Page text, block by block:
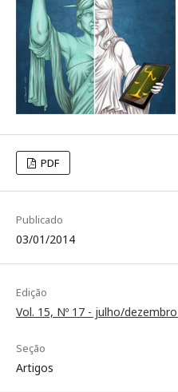
PDF
Publicado
03/01/2014
Edição
Vol. 15, Nº 17 - julho/
Seção
Artigos